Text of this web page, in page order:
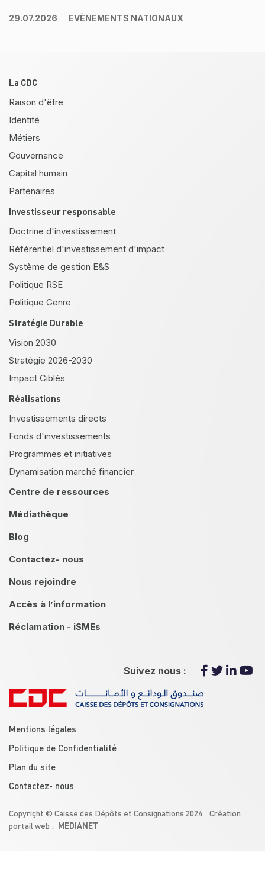
29.07.2026 EVÈNEMENTS NATIONAUX
Pied de page
La CDC
Raison d'être
Identité
Métiers
Gouvernance
Capital humain
Partenaires
Investisseur responsable
Doctrine d'investissement
Référentiel d'investissement d'impact
Système de gestion E&S
Politique RSE
Politique Genre
Stratégie Durable
Vision 2030
Stratégie 2026-2030
Impact Ciblés
Réalisations
Investissements directs
Fonds d'investissements
Programmes et initiatives
Dynamisation marché financier
Centre de ressources
Médiathèque
Blog
Contactez- nous
Nous rejoindre
Accès à l’information
Réclamation - iSMEs
Suivez nous :
Mentions légales
Politique de Confidentialité
Plan du site
Contactez- nous
Copyright © Caisse des Dépôts et Consignations 2024 Création
portail web : MEDIANET